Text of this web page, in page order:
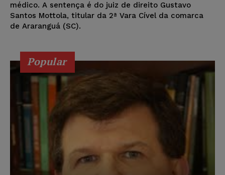
médico. A sentença é do juiz de direito Gustavo
Santos Mottola, titular da 2ª Vara Cível da comarca
de Araranguá (SC).
Popular